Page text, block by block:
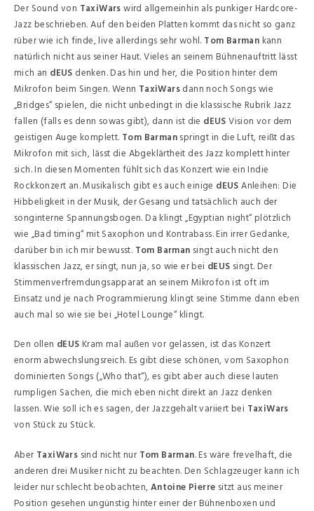
Der Sound von TaxiWarswird allgemeinhin als punkiger Hardcore-
Jazz beschrieben. Auf den beiden Platten kommt das nicht so ganz
rüber wie ich finde, live allerdings sehr wohl. Tom Barman kann
natürlich nicht aus seiner Haut. Vieles an seinem Bühnenauftritt lässt
mich an dEUS denken. Das hin und her, die Position hinter dem
Mikrofon beim Singen. Wenn TaxiWarsdann noch Songs wie
„Bridges“ spielen, die nicht unbedingt in die klassische Rubrik Jazz
fallen (falls es denn sowas gibt), dann ist die dEUSVision vor dem
geistigen Auge komplett. Tom Barmanspringt in die Luft, reißt das
Mikrofon mit sich, lässt die Abgeklärtheit des Jazz komplett hinter
sich. In diesen Momenten fühlt sich das Konzert wie ein Indie
Rockkonzert an. Musikalisch gibt es auch einige dEUSAnleihen: Die
Hibbeligkeit in der Musik, der Gesang und tatsächlich auch der
songinterne Spannungsbogen. Da klingt „Egyptian night“ plötzlich
wie „Bad timing“ mit Saxophon und Kontrabass. Ein irrer Gedanke,
darüber bin ich mir bewusst. Tom Barman singt auch nicht den
klassischen Jazz, er singt, nun ja, so wie er bei dEUS singt. Der
Stimmenverfremdungsapparat an seinem Mikrofon ist oft im
Einsatz und je nach Programmierung klingt seine Stimme dann eben
auch mal so wie sie bei „Hotel Lounge“ klingt.
Den ollen dEUS Kram mal außen vor gelassen, ist das Konzert
enorm abwechslungsreich. Es gibt diese schönen, vom Saxophon
dominierten Songs („Who that“), es gibt aber auch diese lauten
rumpligen Sachen, die mich eben nicht direkt an Jazz denken
lassen. Wie soll ich es sagen, der Jazzgehalt variiert bei TaxiWars
von Stück zu Stück.
Aber TaxiWars sind nicht nur Tom Barman. Es wäre frevelhaft, die
anderen drei Musiker nicht zu beachten. Den Schlagzeuger kann ich
leider nur schlecht beobachten,Antoine Pierre sitzt aus meiner
Position gesehen ungünstig hinter einer der Bühnenboxen und